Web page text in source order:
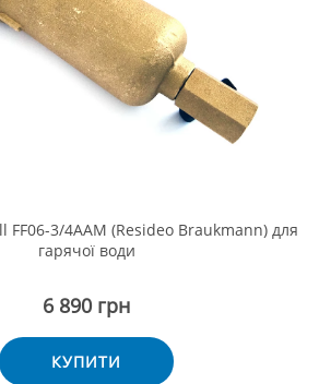
FF06-3/4ААМ (Resideo Braukmann) для
гарячої води
6 890 грн
КУПИТИ